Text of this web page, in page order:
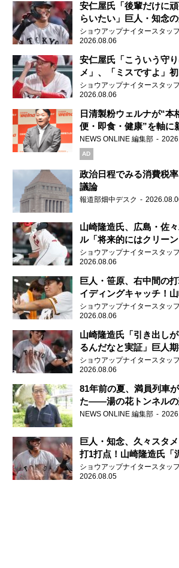
安仁屋氏「後輩だけに
らいたい」巨人・知念
ぶ
ショウアップナイタースタッフ
2026.08.06
安仁屋氏「こういう守
メ」、「ミスですよ」
の守備に苦言
ショウアップナイタースタッフ
2026.08.06
日清製粉ウェルナが“本
便・即食・健康”を軸に
展開 「マ・マー」「青
ブランドを強化
NEWS ONLINE 編集部
AD
政治日程でみる消費税
議論
報道部畑中デスク
山崎隆造氏、広島・佐
ル「将来的にはクリー
任せられるくらいまでは
て」
ショウアップナイタースタッフ
2026.08.06
巨人・笹原、右中間の
イディングキャッチ！
「一歩でも遅れたら…」
ショウアップナイタースタッフ
2026.08.06
山崎隆造氏「引き出し
るんだなと実証」巨人
2年目が技あり安打
ショウアップナイタースタッフ
2026.08.06
81年前の夏、満員列車
た――湯の花トンネルの
り継ぐ男性
NEWS ONLINE 編集部
巨人・知念、久々スタ
打1打点！山崎隆造氏「
感じる」、「ジャイアン
ないタイプ」
ショウアップナイタースタッフ
2026.08.05